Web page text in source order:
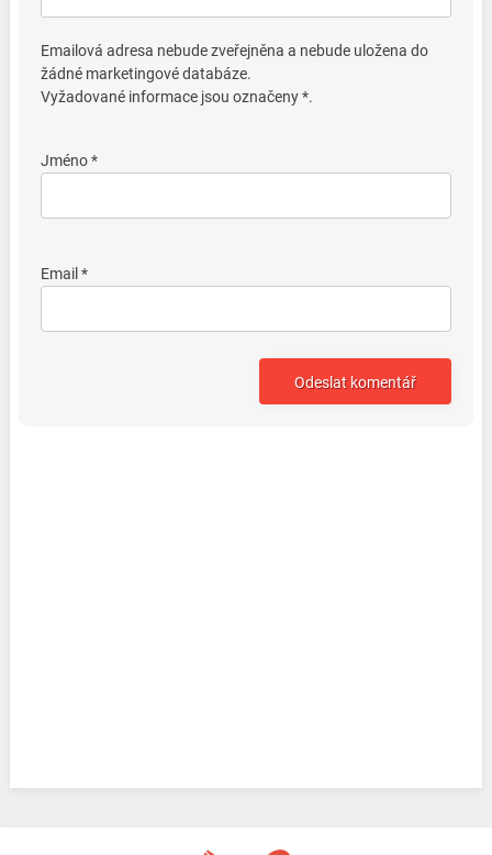
Emailová adresa nebude zveřejněna a nebude uložena do
žádné marketingové databáze.
Vyžadované informace jsou označeny *.
Jméno *
Email *